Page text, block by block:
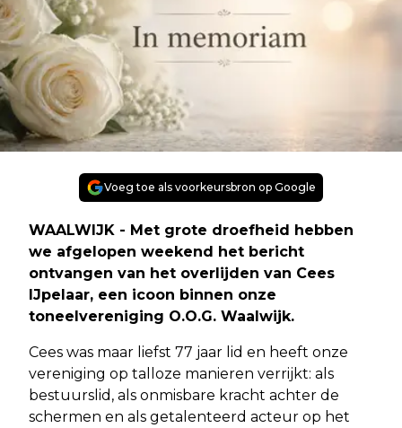
Voeg toe als voorkeursbron op Google
WAALWIJK - Met grote droefheid hebben
we afgelopen weekend het bericht
ontvangen van het overlijden van Cees
IJpelaar, een icoon binnen onze
toneelvereniging O.O.G. Waalwijk.
Cees was maar liefst 77 jaar lid en heeft onze
vereniging op talloze manieren verrijkt: als
bestuurslid, als onmisbare kracht achter de
schermen en als getalenteerd acteur op het